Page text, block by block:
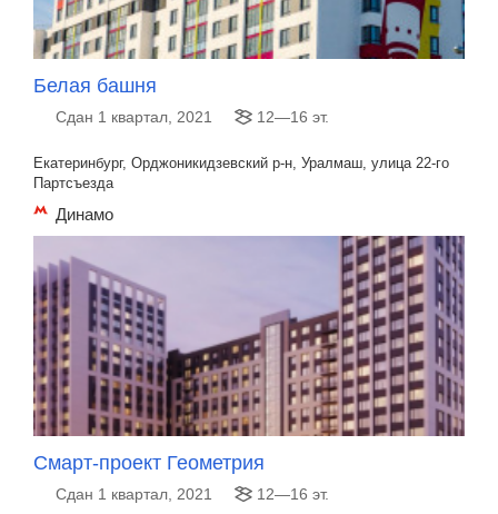
Белая башня
Сдан 1 квартал, 2021 12—16 эт.
Екатеринбург, Орджоникидзевский р-н, Уралмаш, улица 22-го
Партсъезда
Динамо
Смарт-проект Геометрия
Сдан 1 квартал, 2021 12—16 эт.